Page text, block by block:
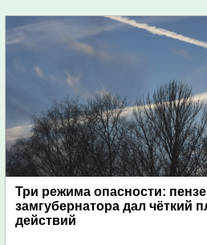
Три режима опасности:
замгубернатора дал чёткий
действий